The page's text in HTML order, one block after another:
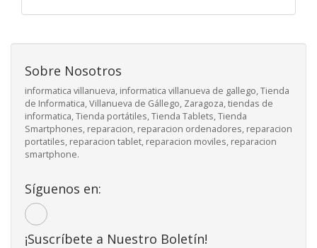
Sobre Nosotros
informatica villanueva, informatica villanueva de gallego, Tienda
de Informatica, Villanueva de Gállego, Zaragoza, tiendas de
informatica, Tienda portátiles, Tienda Tablets, Tienda
Smartphones, reparacion, reparacion ordenadores, reparacion
portatiles, reparacion tablet, reparacion moviles, reparacion
smartphone.
Síguenos en:
¡Suscríbete a Nuestro Boletín!